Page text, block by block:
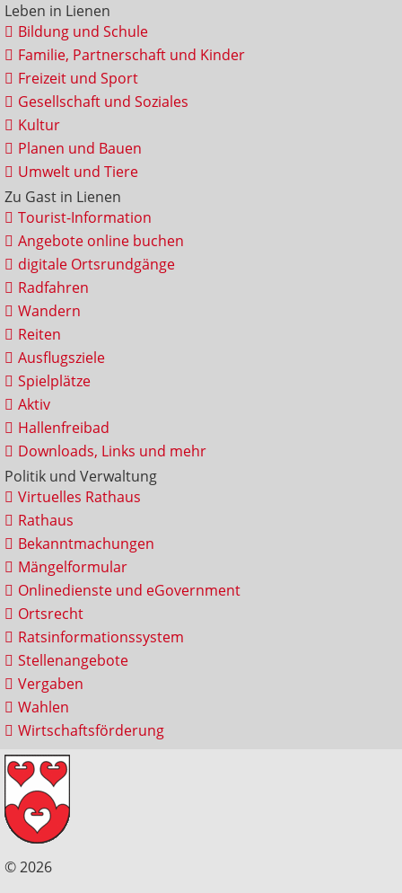
Leben in Lienen
Bildung und Schule
Familie, Partnerschaft und Kinder
Freizeit und Sport
Gesellschaft und Soziales
Kultur
Planen und Bauen
Umwelt und Tiere
Zu Gast in Lienen
Tourist-Information
Angebote online buchen
digitale Ortsrundgänge
Radfahren
Wandern
Reiten
Ausflugsziele
Spielplätze
Aktiv
Hallenfreibad
Downloads, Links und mehr
Politik und Verwaltung
Virtuelles Rathaus
Rathaus
Bekanntmachungen
Mängelformular
Onlinedienste und eGovernment
Ortsrecht
Ratsinformationssystem
Stellenangebote
Vergaben
Wahlen
Wirtschaftsförderung
© 2026